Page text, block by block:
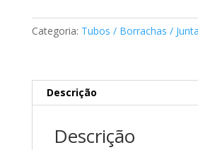
da
porta-
bagagens
A6397470030
Categoria: Tubos / Borrachas /
Descrição
Descrição